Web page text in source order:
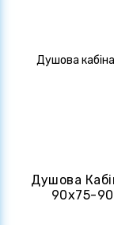
Душова
90x75-